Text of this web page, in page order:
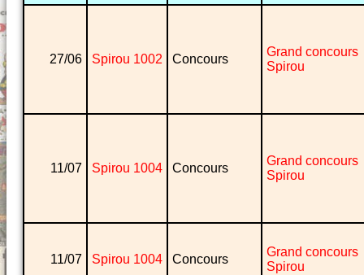
27/06 Spirou 1002 Concours
Grand concours
Spirou
11/07 Spirou 1004 Concours
Grand concours
Spirou
11/07 Spirou 1004 Concours
Grand concours
Spirou